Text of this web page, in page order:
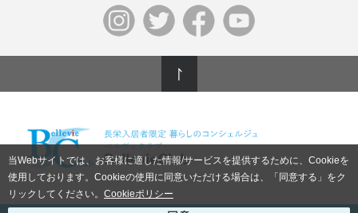
当Webサイトでは、お客様に適した情報/サービスを提供するために、Cookieを
使用しております。Cookieの使用に同意いただける場合は、「同意する」をク
リックしてください。 Cookieポリシー